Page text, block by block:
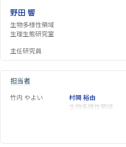
野田 響
生物多様性領域
生理生態研究室
主任研究員
担当者
竹内 やよい
村岡 裕由
生物多様性領域